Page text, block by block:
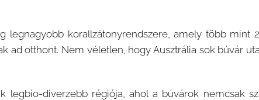
legnagyobb korallzátonyrendszere, amely több mint
ad otthont. Nem véletlen, hogy Ausztrália sok búvár
legbio-diverzebb régiója, ahol a búvárok nemcsak